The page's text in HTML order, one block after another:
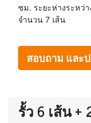
ซม. ระยะห่างระหว่
จำนวน 7 เส้น
สอบถาม และ
รั้ว 6 เส้น